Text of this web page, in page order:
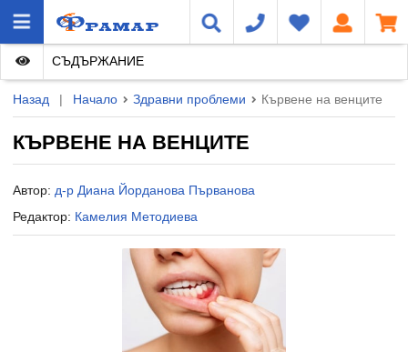
Назад | Начало Здравни проблеми Кървене на венците
КЪРВЕНЕ НА ВЕНЦИТЕ
Автор: д-р Диана Йорданова Първанова
Редактор: Камелия Методиева
СЪДЪРЖАНИЕ